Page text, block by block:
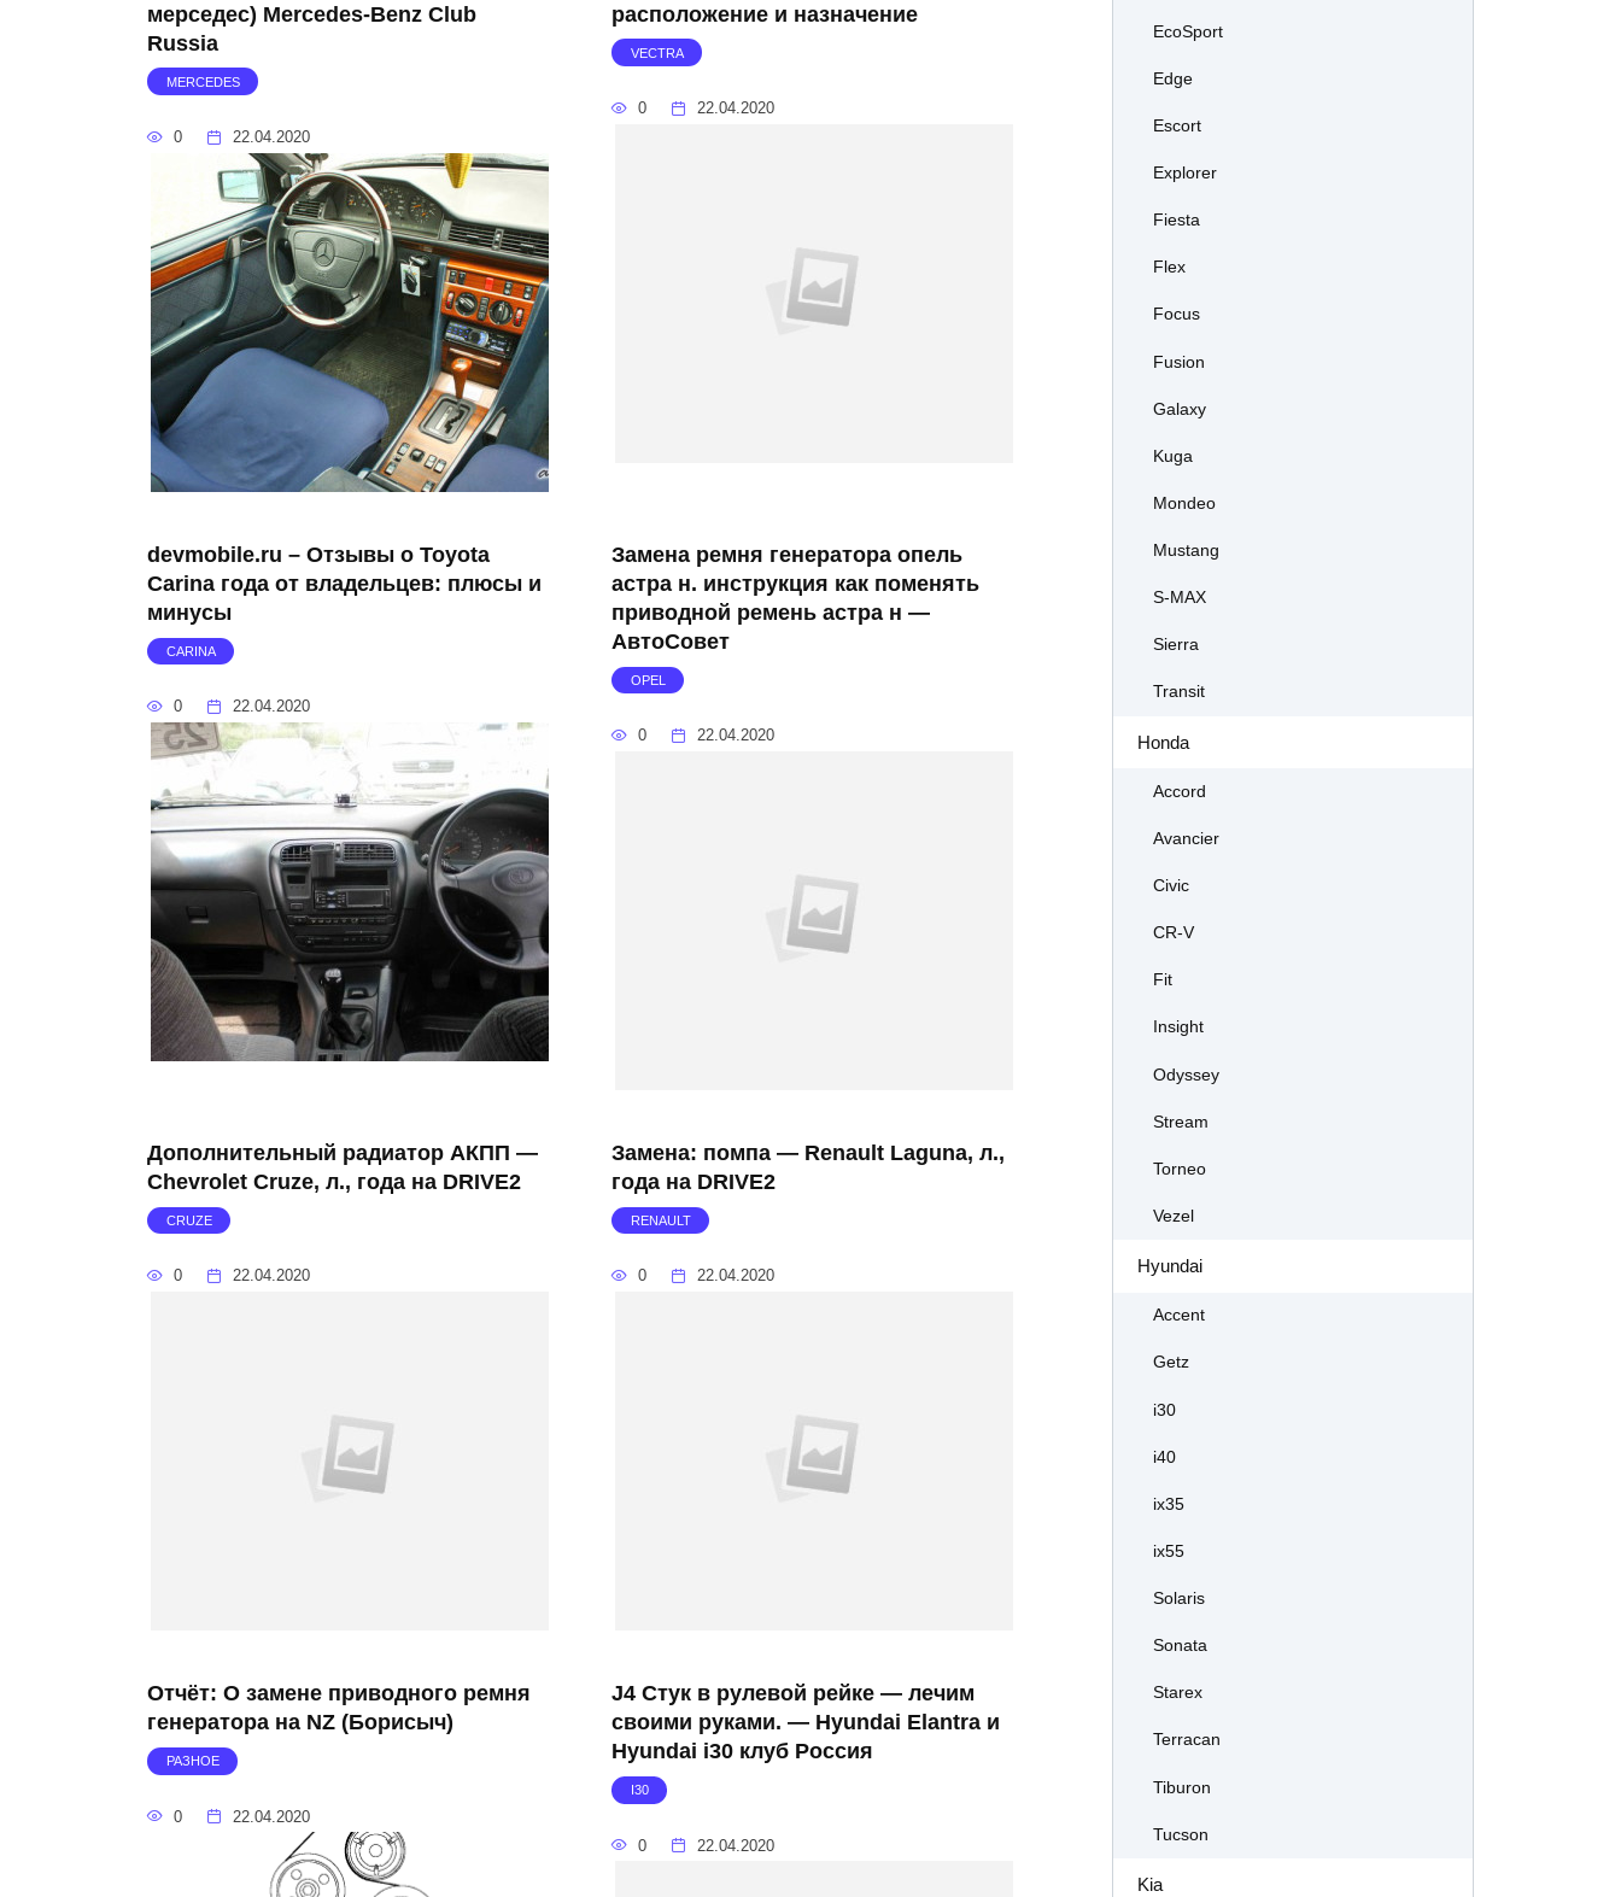
мерседес) Mercedes-Benz Club
Russia
MERCEDES
0 22.04.2020
расположение и назначение
VECTRA
0 22.04.2020
devmobile.ru – Отзывы о Toyota
Carina года от владельцев: плюсы и
минусы
CARINA
0 22.04.2020
Замена ремня генератора опель
астра н. инструкция как поменять
приводной ремень астра н —
АвтоСовет
OPEL
0 22.04.2020
Дополнительный радиатор АКПП —
Chevrolet Cruze, л., года на DRIVE2
CRUZE
0 22.04.2020
Замена: помпа — Renault Laguna, л.,
года на DRIVE2
RENAULT
0 22.04.2020
Отчёт: О замене приводного ремня
генератора на NZ (Борисыч)
РАЗНОЕ
0 22.04.2020
J4 Стук в рулевой рейке — лечим
своими руками. — Hyundai Elantra и
Hyundai i30 клуб Россия
I30
0 22.04.2020
EcoSport
Edge
Escort
Explorer
Fiesta
Flex
Focus
Fusion
Galaxy
Kuga
Mondeo
Mustang
S-MAX
Sierra
Transit
Honda
Accord
Avancier
Civic
CR-V
Fit
Insight
Odyssey
Stream
Torneo
Vezel
Hyundai
Accent
Getz
i30
i40
ix35
ix55
Solaris
Sonata
Starex
Terracan
Tiburon
Tucson
Kia